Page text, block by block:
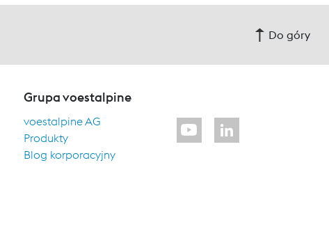
Do góry
Grupa voestalpine
voestalpine AG
Produkty
Blog korporacyjny